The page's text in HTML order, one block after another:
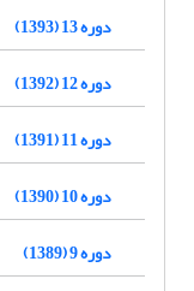
دوره 13 (1393)
دوره 12 (1392)
دوره 11 (1391)
دوره 10 (1390)
دوره 9 (1389)